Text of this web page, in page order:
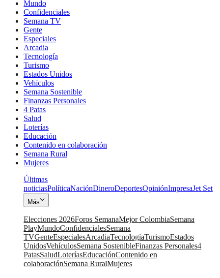
Mundo
Confidenciales
Semana TV
Gente
Especiales
Arcadia
Tecnología
Turismo
Estados Unidos
Vehículos
Semana Sostenible
Finanzas Personales
4 Patas
Salud
Loterías
Educación
Contenido en colaboración
Semana Rural
Mujeres
Últimas
noticiasPolíticaNaciónDineroDeportesOpiniónImpresaJet Set
Más
Elecciones 2026Foros SemanaMejor ColombiaSemana
PlayMundoConfidencialesSemana
TVGenteEspecialesArcadiaTecnologíaTurismoEstados
UnidosVehículosSemana SostenibleFinanzas Personales4
PatasSaludLoteríasEducaciónContenido en
colaboraciónSemana RuralMujeres